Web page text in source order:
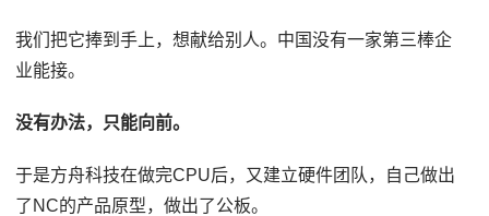
我们把它捧到手上，想献给别人。中国没有一家第三棒企
业能接。
没有办法，只能向前。
于是方舟科技在做完CPU后，又建立硬件团队，自己做出
了NC的产品原型，做出了公板。